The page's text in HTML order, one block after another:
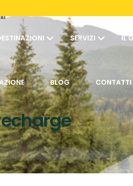
SERVIZI IL
BLOG CONTATTI